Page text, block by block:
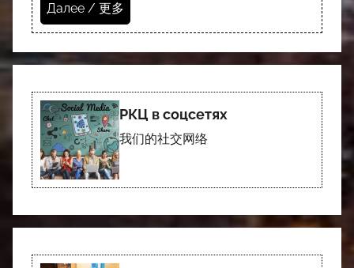
Далее / 更多
РКЦ в соцсетях
我们的社交网络